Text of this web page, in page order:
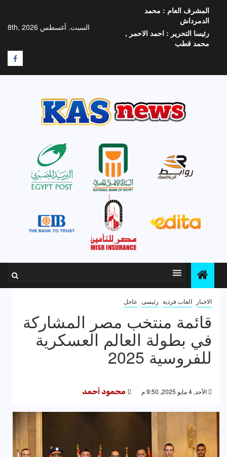
المحتوى
السبت. أغسطس 8th, 2026
المشرف العام : محمد
الدمرداش
رئيسا التحرير : احمد الاحمر ,
محمد قطب
F
الاخبار العاب فردية رئيسى عاجل
قائمة منتخب مصر المشاركة
في بطولة العالم العسكرية
للفروسية 2025
الأحد, 4 مايو 2025, 9:50 م محمود أحمد